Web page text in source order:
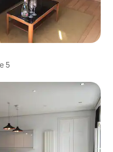
5